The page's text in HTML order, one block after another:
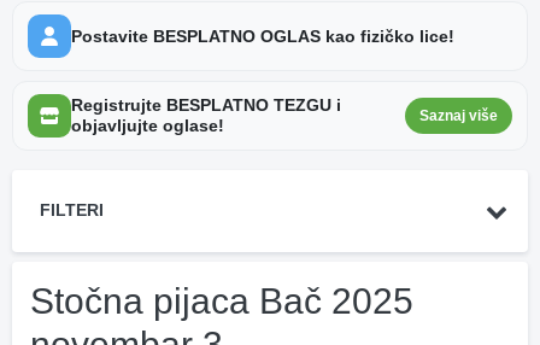
Postavite BESPLATNO OGLAS kao fizičko lice!
Registrujte BESPLATNO TEZGU i
objavljujte oglase!
Saznaj više
FILTERI
Stočna pijaca Bač 2025